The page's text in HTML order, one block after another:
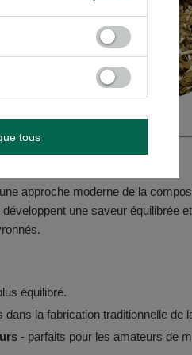
! 🐆
approche moderne de la
développent une saveur équilibrée
équilibré.
dans la fabrication traditionnelle de
- parfaits pour les amateurs de
tous